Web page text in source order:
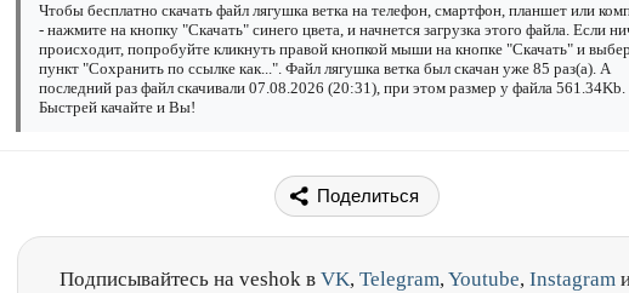
Чтобы бесплатно скачать файл лягушка ветка на телефон, смартфон, планшет или
- нажмите на кнопку "Скачать" синего цвета, и начнется загрузка этого файла. Если
происходит, попробуйте кликнуть правой кнопкой мыши на кнопке "Скачать" и
пункт "Сохранить по ссылке как...". Файл лягушка ветка был скачан уже 85 раз(а). А
последний раз файл скачивали 07.08.2026 (20:31), при этом размер у файла 561.34Kb.
Быстрей качайте и Вы!
Поделиться
Подписывайтесь на veshok в VK, Telegram,Youtube, Instagram